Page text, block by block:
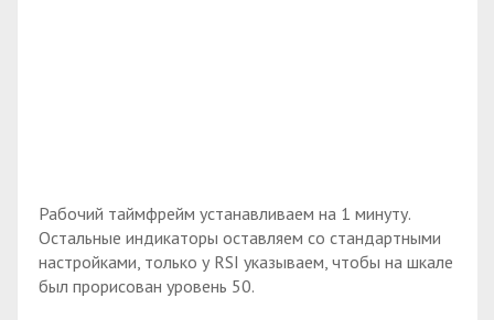
Рабочий таймфрейм устанавливаем на 1 минуту.
Остальные индикаторы оставляем со стандартными
настройками, только у RSI указываем, чтобы на шкале
был прорисован уровень 50.